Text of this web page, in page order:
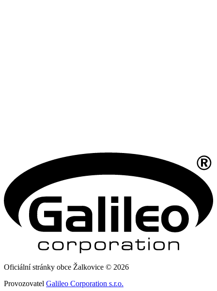
Oficiální stránky obce Žalkovice © 2026
Provozovatel Galileo Corporation s.r.o.